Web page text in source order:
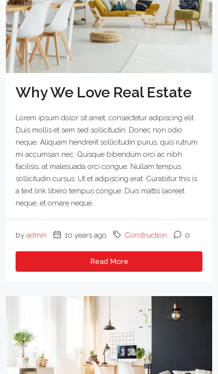
Why We Love Real Estate
Lorem ipsum dolor sit amet, consectetur adipiscing elit.
Duis mollis et sem sed sollicitudin. Donec non odio
neque. Aliquam hendrerit sollicitudin purus, quis rutrum
mi accumsan nec. Quisque bibendum orci ac nibh
facilisis, at malesuada orci congue. Nullam tempus
sollicitudin cursus. Ut et adipiscing erat. Curabitur this is
a text link libero tempus congue. Duis mattis laoreet
neque, et ornare neque...
by admin 10 years ago Construction 0
Read More